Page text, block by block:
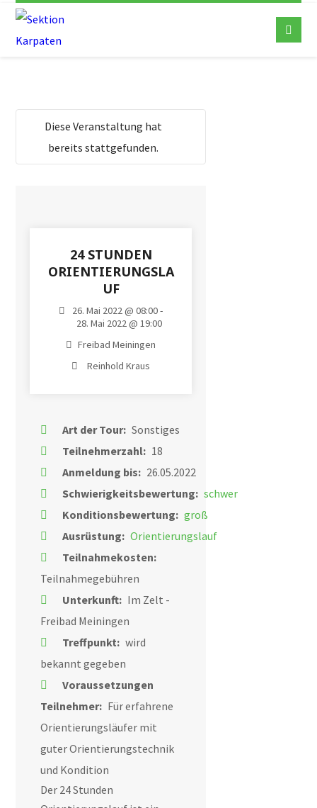
Diese Veranstaltung hat
bereits stattgefunden.
24 STUNDEN
ORIENTIERUNGSLA
UF
26. Mai 2022 @ 08:00 -
28. Mai 2022 @ 19:00
Freibad Meiningen
Reinhold Kraus
Art der Tour: Sonstiges
Teilnehmerzahl: 18
Anmeldung bis: 26.05.2022
Schwierigkeitsbewertung: schwer
Konditionsbewertung: groß
Ausrüstung: Orientierungslauf
Teilnahmekosten:
Teilnahmegebühren
Unterkunft: Im Zelt -
Freibad Meiningen
Treffpunkt: wird
bekannt gegeben
Voraussetzungen
Teilnehmer: Für erfahrene
Orientierungsläufer mit
guter Orientierungstechnik
und Kondition
Der 24 Stunden